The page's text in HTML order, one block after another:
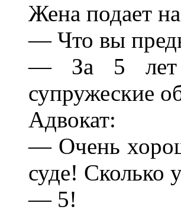
Жена подает
— Что вы
— За 5 лет
супружеские
Адвокат:
— Очень
суде! Сколько
— 5!